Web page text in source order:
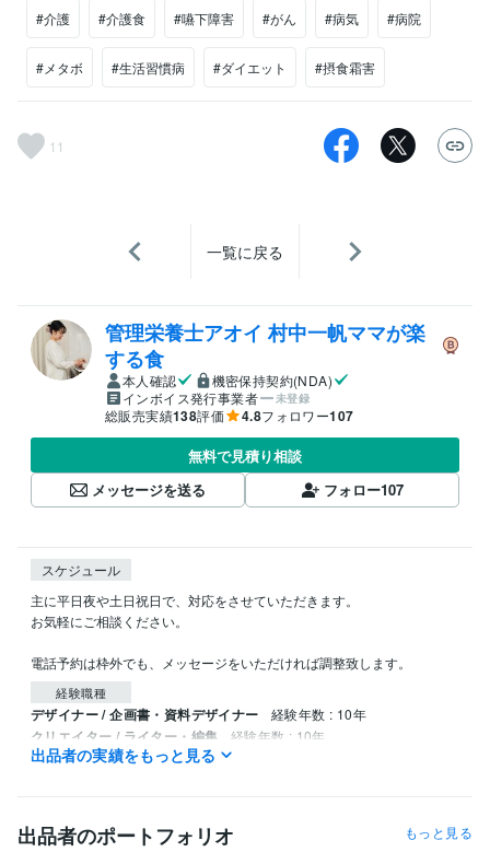
#介護 #介護食 #嚥下障害 #がん #病気 #病院
#メタボ #生活習慣病 #ダイエット #摂食霜害
11
一覧に戻る
管理栄養士アオイ 村中一帆ママが楽
する食
本人確認
機密保持契約(NDA)
インボイス発行事業者
未登録
総販売実績138評価 4.8フォロワー107
無料で見積り相談
メッセージを送る
フォロー107
スケジュール
主に平日夜や土日祝日で、対応をさせていただきます。
お気軽にご相談ください。
電話予約は枠外でも、メッセージをいただければ調整致します。
経験職種
デザイナー / 企画書・資料デザイナー 経験年数 : 10年
クリエイター / ライター・編集 経験年数 : 10年
クリエイター / 作家 経験年数 : 10年
ライフスタイル・その他 / カウンセラー・コーチ 経験年数 : 10年
職歴
出品者の実績をもっと見る
出品者のポートフォリオ もっと見る